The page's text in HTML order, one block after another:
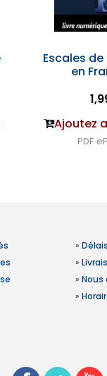
Escales
en
Ajoutez
PDF
»
»
»
»